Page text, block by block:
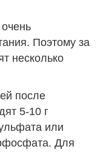
Поэтому за
несколько
после
5-10 г
или
Для